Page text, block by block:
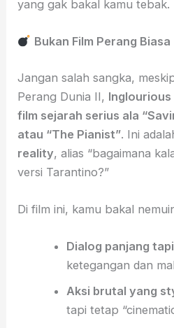
yang gak bakal kamu tebak.
Bukan Film Perang Biasa
Jangan salah sangka,
Perang Dunia II,
film sejarah serius ala
atau “The Pianist”. Ini
reality, alias “bagaimana
versi Tarantino?”
Di film ini, kamu bakal
Dialog panjang
ketegangan dan
Aksi brutal yang
tapi tetap